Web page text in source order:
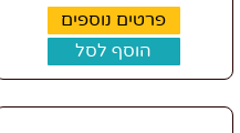
פרטים נוספים
הוסף לסל